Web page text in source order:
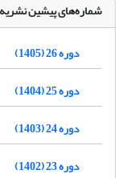
شماره‌های پیشین نشریه
دوره 26 (1405)
دوره 25 (1404)
دوره 24 (1403)
دوره 23 (1402)